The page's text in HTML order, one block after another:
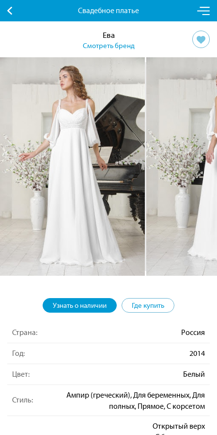
Свадебное платье
Ева
Смотреть бренд
Узнать о наличии Где купить
Страна: Россия
Год: 2014
Цвет: Белый
Стиль:
Ампир (греческий), Для беременных, Для
полных, Прямое, С корсетом
Открытый верх